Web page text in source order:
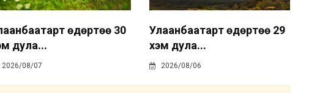
өдөртөө 30
дула...
2026/08/07
Улаанбаатарт өдөртөө 29
хэм дула...
2026/08/06